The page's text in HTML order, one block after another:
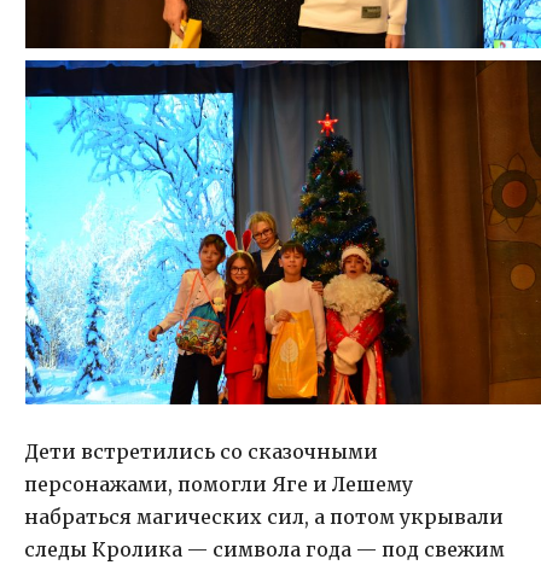
Дети встретились со сказочными
персонажами, помогли Яге и Лешему
набраться магических сил, а потом укрывали
следы Кролика — символа года — под свежим